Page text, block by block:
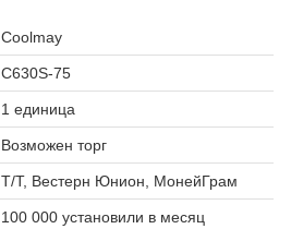
Coolmay
C630S-75
1 единица
Возможен торг
Т/Т, Вестерн Юнион, МонейГрам
100 000 установили в месяц